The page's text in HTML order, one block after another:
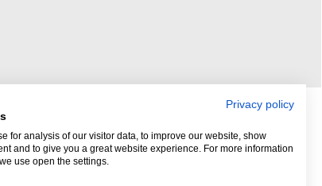
Privacy policy
for analysis of our visitor data, to improve our website, show
and to give you a great website experience. For more information
use open the settings.